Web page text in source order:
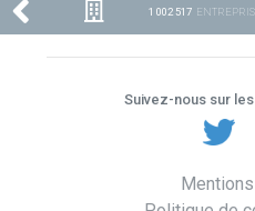
1 002 517
Suivez-nous sur